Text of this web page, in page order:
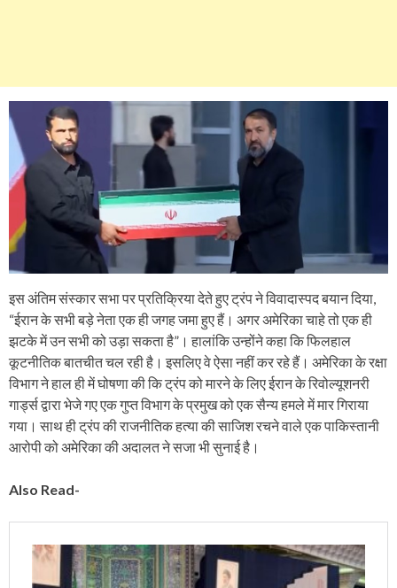
इस अंतिम संस्कार सभा पर प्रतिक्रिया देते हुए ट्रंप ने विवादास्पद बयान दिया,
“ईरान के सभी बड़े नेता एक ही जगह जमा हुए हैं। अगर अमेरिका चाहे तो एक ही
झटके में उन सभी को उड़ा सकता है”। हालांकि उन्होंने कहा कि फिलहाल
कूटनीतिक बातचीत चल रही है। इसलिए वे ऐसा नहीं कर रहे हैं। अमेरिका के रक्षा
विभाग ने हाल ही में घोषणा की कि ट्रंप को मारने के लिए ईरान के रिवोल्यूशनरी
गार्ड्स द्वारा भेजे गए एक गुप्त विभाग के प्रमुख को एक सैन्य हमले में मार गिराया
गया। साथ ही ट्रंप की राजनीतिक हत्या की साजिश रचने वाले एक पाकिस्तानी
आरोपी को अमेरिका की अदालत ने सजा भी सुनाई है।
Also Read-